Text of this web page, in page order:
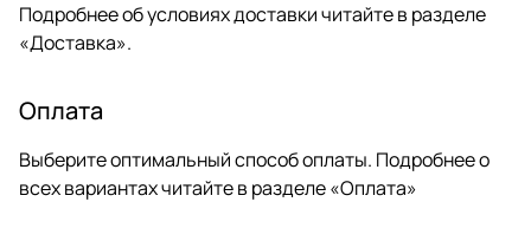
Подробнее об условиях доставки читайте в разделе
«Доставка».
Оплата
Выберите оптимальный способ оплаты. Подробнее о
всех вариантах читайте в разделе «Оплата»